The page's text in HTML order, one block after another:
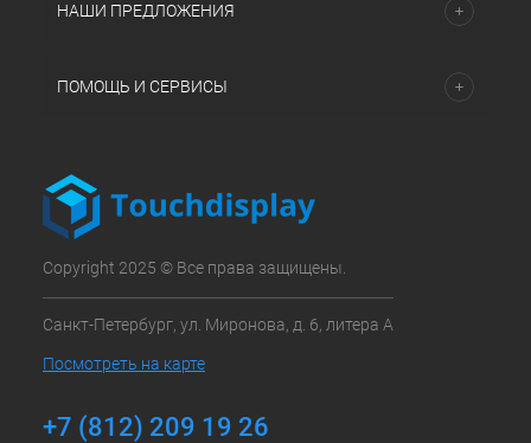
НАШИ ПРЕДЛОЖЕНИЯ
ПОМОЩЬ И СЕРВИСЫ
Copyright 2025 © Все права защищены.
Санкт-Петербург, ул. Миронова, д. 6, литера А
Посмотреть на карте
+7 (812) 209 19 26